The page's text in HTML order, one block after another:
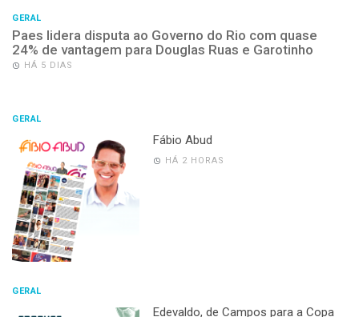
GERAL
Paes lidera disputa ao Governo do Rio com quase
24% de vantagem para Douglas Ruas e Garotinho
HÁ 5 DIAS
GERAL
Fábio Abud
HÁ 2 HORAS
GERAL
Edevaldo, de Campos para a Copa